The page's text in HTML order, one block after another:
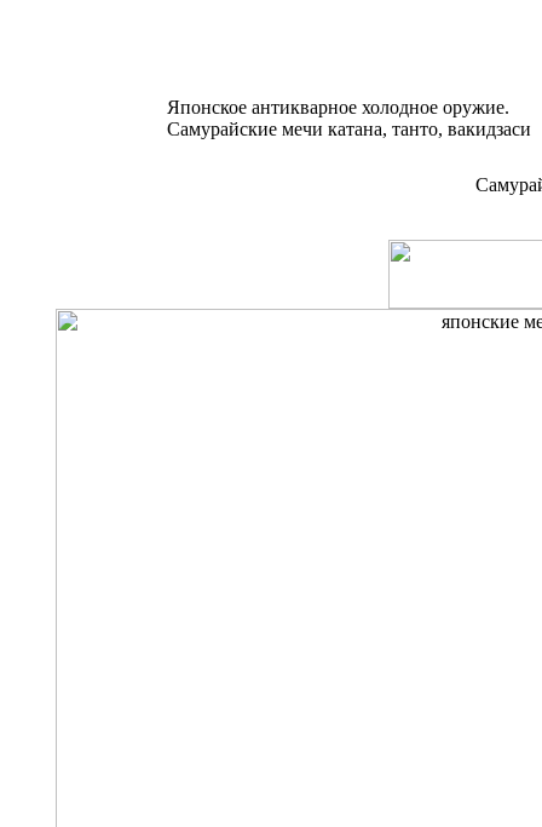
Японское антикварное холодное оружие.
Самурайские мечи катана, танто, вакидзаси